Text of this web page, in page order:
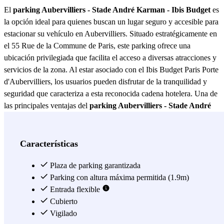
El parking Aubervilliers - Stade André Karman - Ibis Budget es
la opción ideal para quienes buscan un lugar seguro y accesible para
estacionar su vehículo en Aubervilliers. Situado estratégicamente en
el 55 Rue de la Commune de Paris, este parking ofrece una
ubicación privilegiada que facilita el acceso a diversas atracciones y
servicios de la zona. Al estar asociado con el Ibis Budget Paris Porte
d'Aubervilliers, los usuarios pueden disfrutar de la tranquilidad y
seguridad que caracteriza a esta reconocida cadena hotelera. Una de
las principales ventajas del parking Aubervilliers - Stade André
opción perfecta para los aficionados al deporte y los asistentes a
acceso permite una conexión rápida y sencilla con el centro de París,
haciendo de este parking una opción conveniente tanto para
residentes como para visitantes. El
André Karman - Ibis Budget
sino también por sus excelentes características. Ofrece amplias
Características
Plaza de parking garantizada
Parking con altura máxima permitida (1.9m)
Entrada flexible
Cubierto
Vigilado